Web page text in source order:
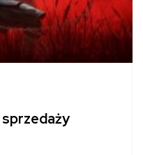
sprzedaży